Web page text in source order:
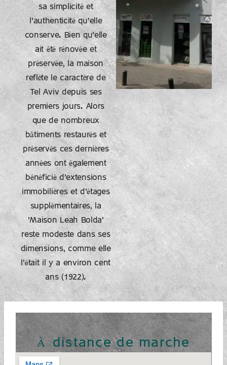
sa simplicité et
l'authenticité qu'elle
conserve. Bien qu'elle
ait été rénovée et
préservée, la maison
reflète le caractère de
Tel Aviv depuis ses
premiers jours. Alors
que de nombreux
bâtiments restaurés et
préservés ces dernières
années ont également
bénéficié d'extensions
immobilières et d'étages
supplémentaires, la
'Maison Leah Bolda'
reste modeste dans ses
dimensions, comme elle
l'était il y a environ cent
ans (1922).
À distance de marche